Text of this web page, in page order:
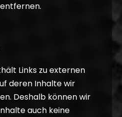
Links zu externen
deren Inhalte wir
Deshalb können wir
auch keine